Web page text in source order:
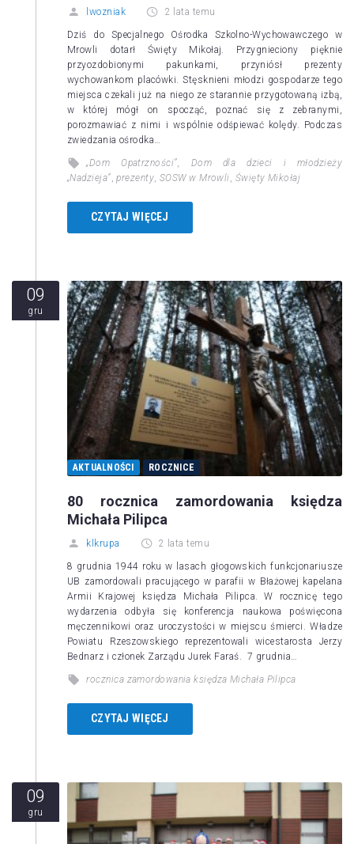
lwozniak 2 lata temu
Dziś do Specjalnego Ośrodka Szkolno-Wychowawczego w
Mrowli dotarł Święty Mikołaj. Przygnieciony pięknie
przyozdobionymi pakunkami, przyniósł prezenty
wychowankom placówki. Stęsknieni młodzi gospodarze tego
miejsca czekali już na niego ze starannie przygotowaną izbą,
w której mógł on spocząć, poznać się z zebranymi,
porozmawiać z nimi i wspólnie odśpiewać kolędy. Podczas
zwiedzania ośrodka…
„Dom Opatrzności”
Dom dla dzieci i młodzieży
„Nadzieja” ,prezenty SOSW w Mrowli Święty Mikołaj
CZYTAJ WIĘCEJ
09
gru
AKTUALNOŚCI ROCZNICE
80 rocznica zamordowania księdza
Michała Pilipca
klkrupa 2 lata temu
8 grudnia 1944 roku w lasach głogowskich funkcjonariusze
UB zamordowali pracującego w parafii w Błażowej kapelana
Armii Krajowej księdza Michała Pilipca. W rocznicę tego
wydarzenia odbyła się konferencja naukowa poświęcona
męczennikowi oraz uroczystości w miejscu śmierci. Władze
Powiatu Rzeszowskiego reprezentowali wicestarosta Jerzy
Bednarz i członek Zarządu Jurek Faraś. 7 grudnia…
rocznica zamordowania księdza Michała Pilipca
CZYTAJ WIĘCEJ
09
gru